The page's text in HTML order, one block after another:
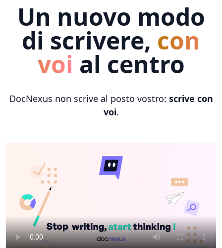
Un nuovo modo
di scrivere, con
voi al centro
DocNexus non scrive al posto vostro: scrive con
voi.